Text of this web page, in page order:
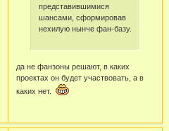
представившимися
шансами, сформировав
нехилую нынче фан-базу.
да не фанзоны решают, в каких
проектах он будет участвовать, а в
каких нет.